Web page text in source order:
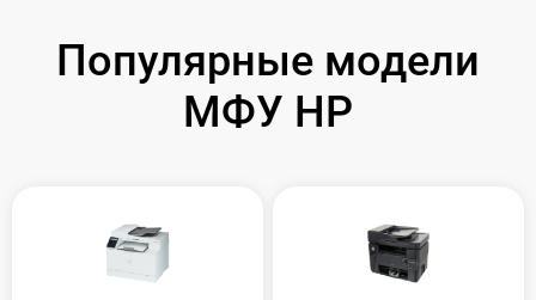
Популярные модели
МФУ HP